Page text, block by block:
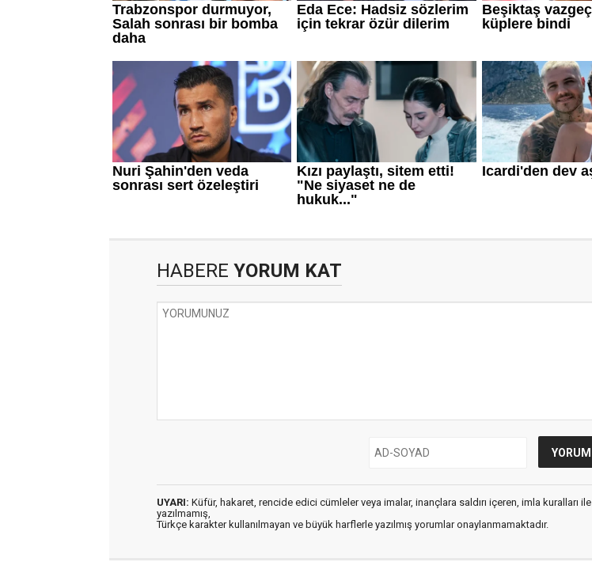
HABERE YORUM KAT
UYARI: Küfür, hakaret, rencide edici cümleler veya imalar, inançlara saldırı içeren, imla kuralları ile
yazılmamış,
Türkçe karakter kullanılmayan ve büyük harflerle yazılmış yorumlar onaylanmamaktadır.